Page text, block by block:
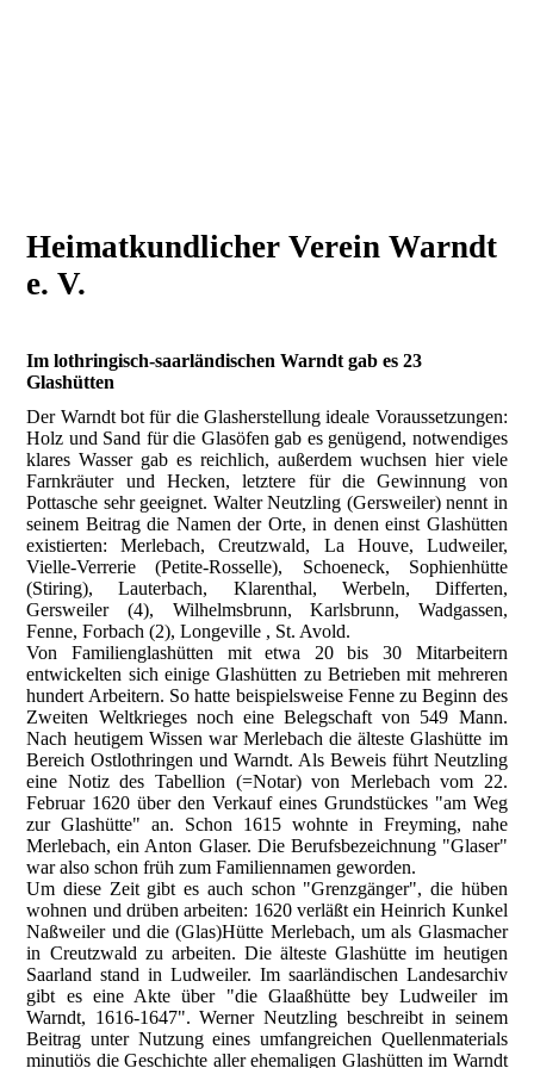
Heimatkundlicher Verein Warndt
e. V.
Im lothringisch-saarländischen Warndt gab es 23
Glashütten
Der Warndt bot für die Glasherstellung ideale Voraussetzungen:
Holz und Sand für die Glasöfen gab es genügend, notwendiges
klares Wasser gab es reichlich, außerdem wuchsen hier viele
Farnkräuter und Hecken, letztere für die Gewinnung von
Pottasche sehr geeignet. Walter Neutzling (Gersweiler) nennt in
seinem Beitrag die Namen der Orte, in denen einst Glashütten
existierten: Merlebach, Creutzwald, La Houve, Ludweiler,
Vielle-Verrerie (Petite-Rosselle), Schoeneck, Sophienhütte
(Stiring), Lauterbach, Klarenthal, Werbeln, Differten,
Gersweiler (4), Wilhelmsbrunn, Karlsbrunn, Wadgassen,
Fenne, Forbach (2), Longeville , St. Avold.
Von Familienglashütten mit etwa 20 bis 30 Mitarbeitern
entwickelten sich einige Glashütten zu Betrieben mit mehreren
hundert Arbeitern. So hatte beispielsweise Fenne zu Beginn des
Zweiten Weltkrieges noch eine Belegschaft von 549 Mann.
Nach heutigem Wissen war Merlebach die älteste Glashütte im
Bereich Ostlothringen und Warndt. Als Beweis führt Neutzling
eine Notiz des Tabellion (=Notar) von Merlebach vom 22.
Februar 1620 über den Verkauf eines Grundstückes "am Weg
zur Glashütte" an. Schon 1615 wohnte in Freyming, nahe
Merlebach, ein Anton Glaser. Die Berufsbezeichnung "Glaser"
war also schon früh zum Familiennamen geworden.
Um diese Zeit gibt es auch schon "Grenzgänger", die hüben
wohnen und drüben arbeiten: 1620 verläßt ein Heinrich Kunkel
Naßweiler und die (Glas)Hütte Merlebach, um als Glasmacher
in Creutzwald zu arbeiten. Die älteste Glashütte im heutigen
Saarland stand in Ludweiler. Im saarländischen Landesarchiv
gibt es eine Akte über "die Glaaßhütte bey Ludweiler im
Warndt, 1616-1647". Werner Neutzling beschreibt in seinem
Beitrag unter Nutzung eines umfangreichen Quellenmaterials
minutiös die Geschichte aller ehemaligen Glashütten im Warndt